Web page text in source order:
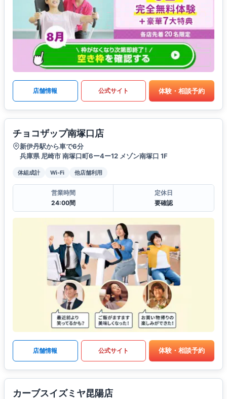
店舗情報 公式サイト 体験・相談予約
チョコザップ南塚口店
新伊丹駅から車で6分
兵庫県 尼崎市 南塚口町6ー4ー12 メゾン南塚口 1F
体組成計 Wi-Fi 他店舗利用
営業時間
24:00間
定休日
要確認
店舗情報 公式サイト 体験・相談予約
カーブスイズミヤ昆陽店